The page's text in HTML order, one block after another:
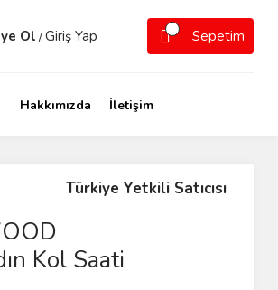
Ol /Giriş Yap Sepetim
Hakkımızda İletişim
Türkiye Yetkili Satıcısı
Kol Saati